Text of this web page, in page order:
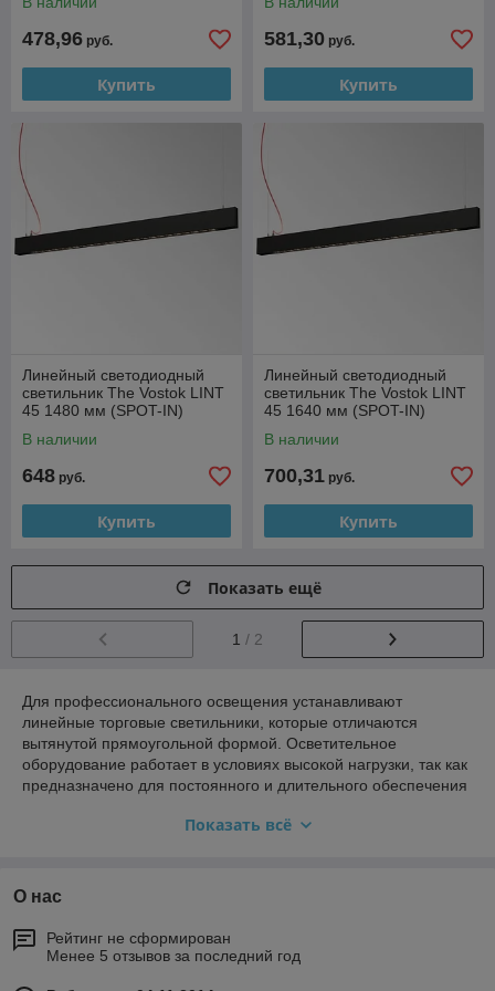
478,96 руб.
Купить
581,30 руб.
Купить
Линейный светодиодный
светильник The Vostok LINT
45 1480 мм (SPOT-IN)
В наличии
648 руб.
Купить
Линейный светодиодный
светильник The Vostok LINT
45 1640 мм (SPOT-IN)
В наличии
700,31 руб.
Купить
Показать ещё
1 / 2
Для профессионального освещения устанавливают
линейные торговые светильники, которые отличаются
вытянутой прямоугольной формой. Осветительное
оборудование работает в условиях высокой нагрузки, так как
предназначено для постоянного и длительного обеспечения
залов продовольственных магазинов,
бизнес-центров, офисных зданий;
заведений общественного питания.
Линейные светодиодные светильники покупают и для
Показать всё
О нас
Рейтинг не сформирован
Менее 5 отзывов за последний год